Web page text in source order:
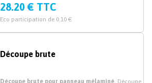
28.20 € TTC
Eco participation de 0.10 €
Découpe brute